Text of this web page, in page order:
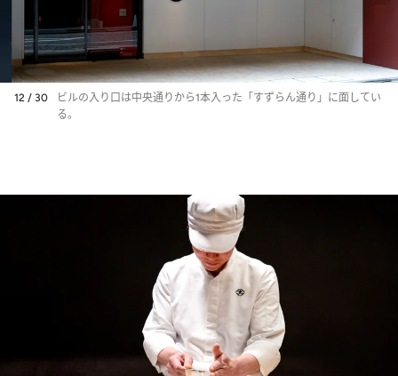
12 / 30
ビルの入り口は中央通りから1本入った「すずらん通り」に面してい
る。